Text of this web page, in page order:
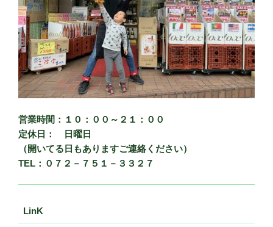
営業時間：１０：００～２１：００
定休日： 日曜日
（開いてる日もありますご連絡ください）
TEL：０７２－７５１－３３２７
LinK